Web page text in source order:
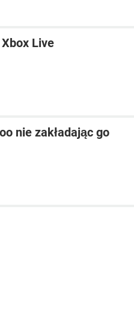
Live
nie zakładając go